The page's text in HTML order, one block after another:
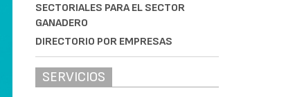
SECTORIALES PARA EL SECTOR
GANADERO
DIRECTORIO POR EMPRESAS
SERVICIOS